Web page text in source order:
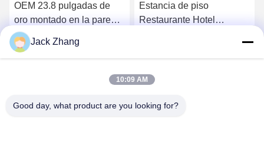
OEM 23.8 pulgadas de
oro montado en la pared
Quiosco de auto-pedido
con portapos Android /
Windows
Consiga el mejor precio
Estancia de piso
Restaurante Hotel
de pantalla táctil
Jack Zhang
10:09 AM
Good day, what product are you looking for?